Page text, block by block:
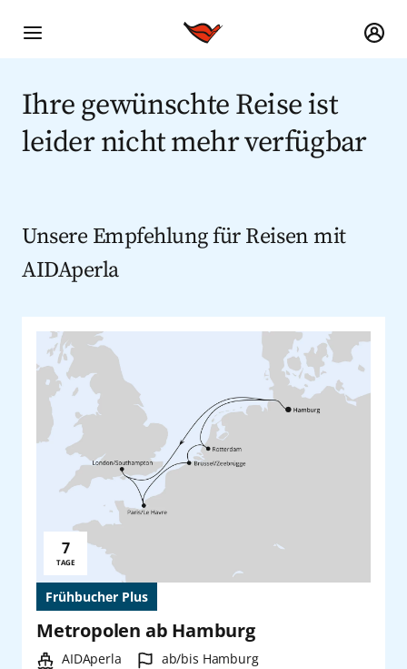
Ihre gewünschte Reise ist
leider nicht mehr verfügbar
Unsere Empfehlung für Reisen mit
AIDAperla
Frühbucher Plus
Metropolen ab Hamburg
Schiff:
AIDAperla Hafen:
ab/bis Hamburg
Reisedauer:
7
TAGE